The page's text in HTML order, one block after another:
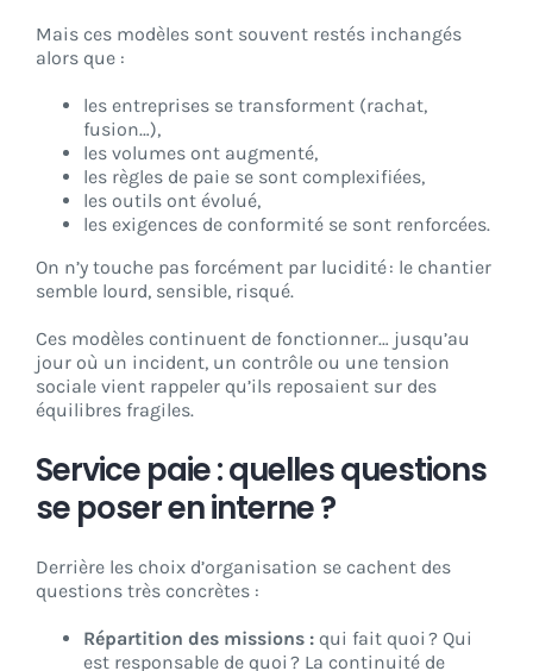
Mais ces modèles sont souvent restés inchangés
alors que :
les entreprises se transforment (rachat,
fusion…),
les volumes ont augmenté,
les règles de paie se sont complexifiées,
les outils ont évolué,
les exigences de conformité se sont renforcées.
On n’y touche pas forcément par lucidité : le chantier
semble lourd, sensible, risqué.
Ces modèles continuent de fonctionner… jusqu’au
jour où un incident, un contrôle ou une tension
sociale vient rappeler qu’ils reposaient sur des
équilibres fragiles.
Service paie : quelles questions
se poser en interne ?
Derrière les choix d’organisation se cachent des
questions très concrètes :
Répartition des missions : qui fait quoi ? Qui
est responsable de quoi ? La continuité de